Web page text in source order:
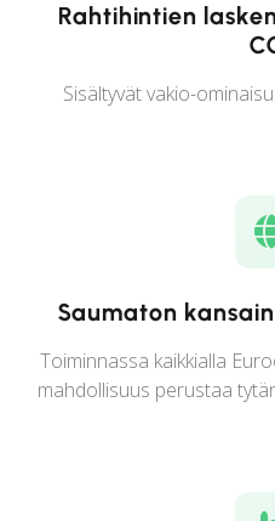
Rahtihintien
Sisältyvät vakio-
Saumaton
Toiminnassa kaikkialla
mahdollisuus perustaa